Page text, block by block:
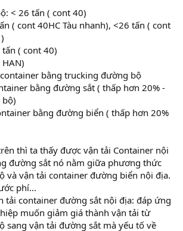
< 26 tấn ( cont 40)
( cont 40HC Tàu nhanh), <26 tấn ( cont
( cont 40)
bằng trucking đường bộ
bằng đường sắt ( thấp hơn 20% -
bằng đường biển ( thấp hơn 20%
thì ta thấy được vận tải Container nội
đường sắt nó nằm giữa phương thức
và vận tải container đường biển nội địa.
phí...
tải container đường sắt nội địa: đáp ứng
muốn giảm giá thành vận tải từ
sang vận tải đường sắt mà yếu tố về